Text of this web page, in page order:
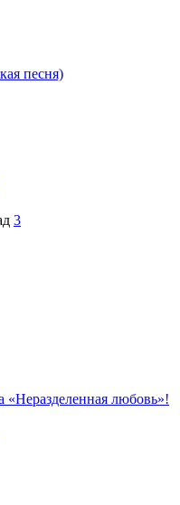
песня)
3
«Неразделенная любовь»!